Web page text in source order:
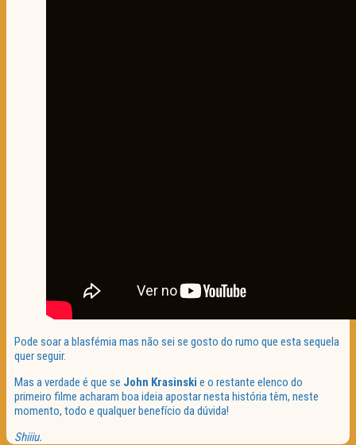
Pode soar a blasfémia mas não sei se gosto do rumo que esta sequela
quer seguir.
Mas a verdade é que se John Krasinski e o restante elenco do
primeiro filme acharam boa ideia apostar nesta história têm, neste
momento, todo e qualquer benefício da dúvida!
Shiiiu.